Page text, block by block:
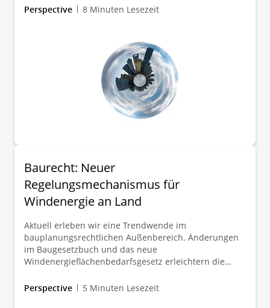
ablösen. Die für den Gebäudebestand wesentlichen
voraussichtlich auch Änderungen mit Blick auf die
Wärmeplanung bringen. Diese sind nicht Gegenstand
Perspective 8 Minuten Lesezeit
Baurecht: Neuer
Regelungsmechanismus für
Windenergie an Land
Aktuell erleben wir eine Trendwende im
bauplanungsrechtlichen Außenbereich. Änderungen
im Baugesetzbuch und das neue
Windenergieflächenbedarfsgesetz erleichtern die
unserem Beitrag geben wir einen Überblick über die
Perspective 5 Minuten Lesezeit